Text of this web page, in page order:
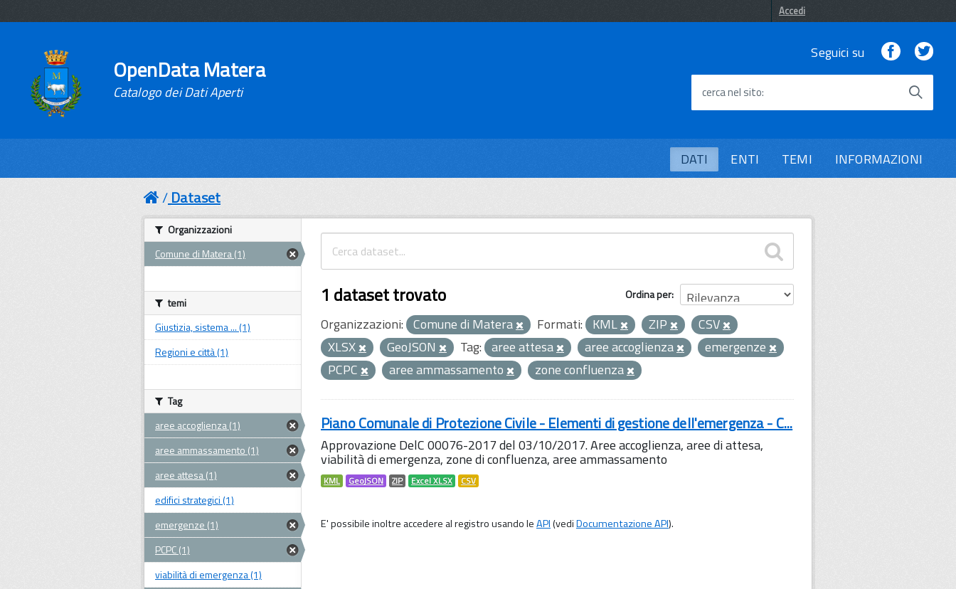
Accedi
OpenData Matera
Catalogo dei Dati Aperti
Seguici su Facebook
cerca nel sito
DATI ENTI TEMI INFORMAZIONI
Dataset
Ordina per
1 dataset trovato
Organizzazioni: Comune di Matera Formati: KML ZIP
CSV
XLSX
GeoJSON Tag: aree attesa aree accoglienza
emergenze
PCPC
aree ammassamento zone confluenza
Piano Comunale di Protezione Civile - Elementi di gestione dell'emergenza - C...
Approvazione DelC 00076-2017 del 03/10/2017. Aree accoglienza, aree di attesa,
viabilità di emergenza, zone di confluenza, aree ammassamento
KML GeoJSON ZIP Excel XLSX CSV
E' possibile inoltre accedere al registro usando leAPI(vediDocumentazione API).
Organizzazioni
Comune di Matera (1)
temi
Giustizia, sistema ... (1)
Regioni e città (1)
Tag
aree accoglienza (1)
aree ammassamento (1)
aree attesa (1)
edifici strategici (1)
emergenze (1)
PCPC (1)
viabilità di emergenza (1)